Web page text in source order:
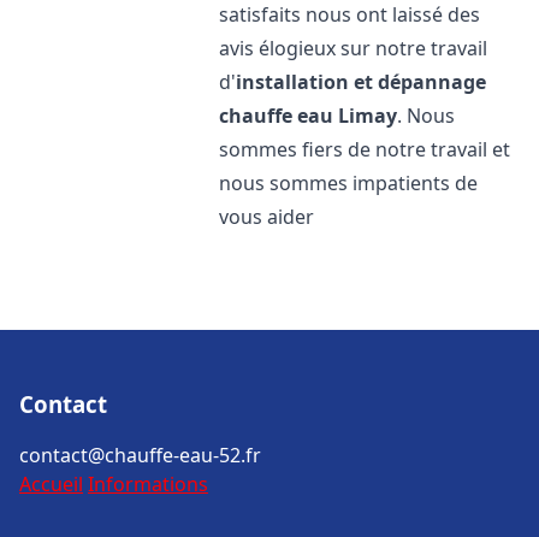
satisfaits nous ont laissé des
avis élogieux sur notre travail
d'installation et dépannage
chauffe eau Limay. Nous
sommes fiers de notre travail et
nous sommes impatients de
vous aider
Contact
contact@chauffe-eau-52.fr
Accueil Informations